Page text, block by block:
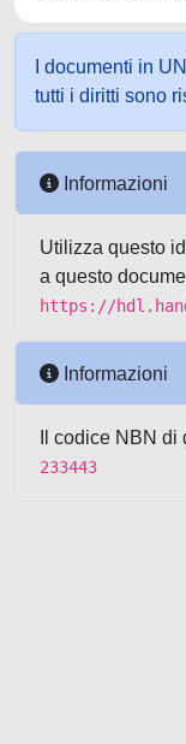
I documenti in
tutti i diritti sono
Informazioni
Utilizza questo
a questo
https://
Informazioni
Il codice NBN
233443